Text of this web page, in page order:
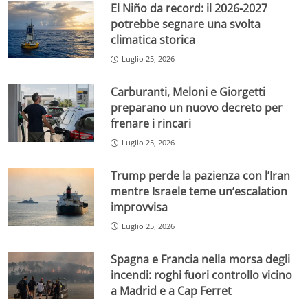
El Niño da record: il 2026-2027
potrebbe segnare una svolta
climatica storica
Luglio 25, 2026
Carburanti, Meloni e Giorgetti
preparano un nuovo decreto per
frenare i rincari
Luglio 25, 2026
Trump perde la pazienza con l’Iran
mentre Israele teme un’escalation
improvvisa
Luglio 25, 2026
Spagna e Francia nella morsa degli
incendi: roghi fuori controllo vicino
a Madrid e a Cap Ferret